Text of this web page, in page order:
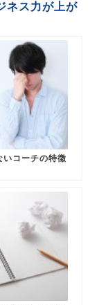
ネス力が上が
いコーチの特徴